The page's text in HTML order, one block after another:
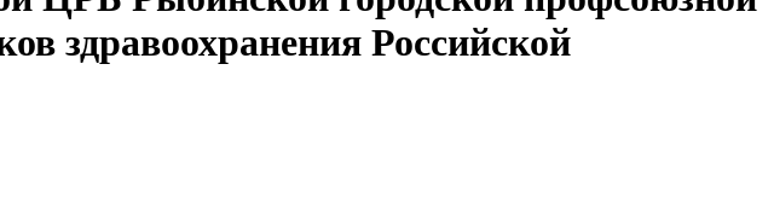
здравоохранения Российской